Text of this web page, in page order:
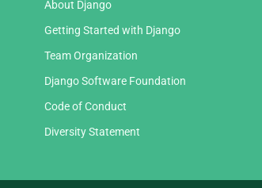
About Django
Getting Started with Django
Team Organization
Django Software Foundation
Code of Conduct
Diversity Statement